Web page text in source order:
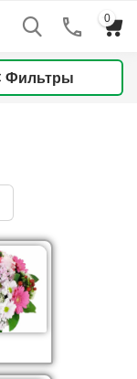
0
Фильтры